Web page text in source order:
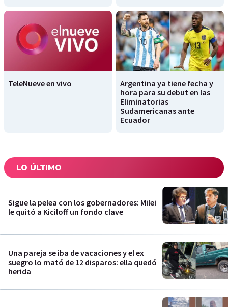
TeleNueve en vivo
Argentina ya tiene fecha y
hora para su debut en las
Eliminatorias
Sudamericanas ante
Ecuador
LO ÚLTIMO
Sigue la pelea con los gobernadores: Milei
le quitó a Kiciloff un fondo clave
Una pareja se iba de vacaciones y el ex
suegro lo mató de 12 disparos: ella quedó
herida